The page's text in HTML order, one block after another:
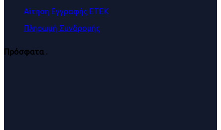
Αίτηση Εγγραφής ΕΤΕΚ
Πληρωμή Συνδρομής
Πρόσφατα .